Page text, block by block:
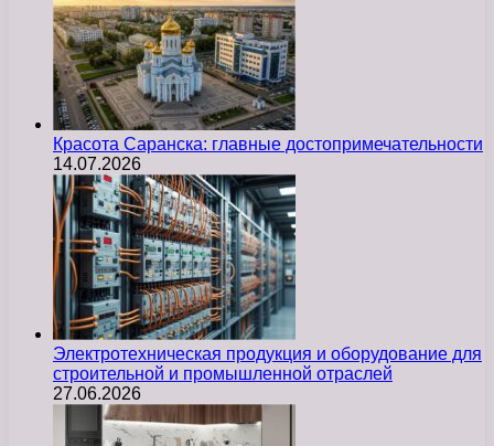
Красота Саранска: главные достопримечательности
14.07.2026
Электротехническая продукция и оборудование для
строительной и промышленной отраслей
27.06.2026